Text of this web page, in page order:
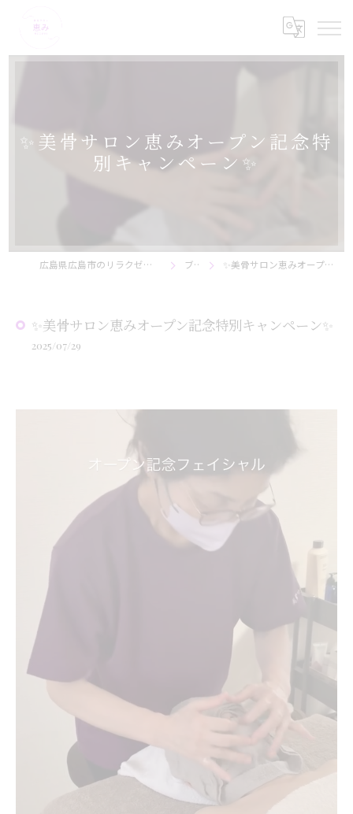
✨美骨サロン恵みオープン記念特
別キャンペーン✨
広島県広島市のリラクゼーションなら美骨サロン恵み ブログ ✨美骨サロン恵みオープン記念特別キャンペーン✨
✨美骨サロン恵みオープン記念特別キャンペーン✨
2025/07/29